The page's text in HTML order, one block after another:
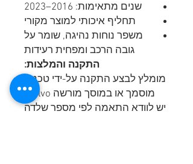
שנים מתאימות: 2016–2023
תחליף איכותי למוצר מקורי
משפר נוחות נהיגה, שומר על
גובה הרכב ומפחית רעידות
התקנה והמלצות:
מומלץ לבצע התקנה על-ידי טכנאי
מוסמך או במוסך מורשה Volvo.
יש לוודא התאמה לפי מספר שלדה